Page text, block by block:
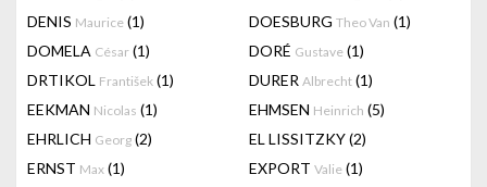
DENIS Maurice (1) DOESBURG Theo Van (1)
DOMELA César (1) DORÉ Gustave (1)
DRTIKOL František (1) DURER Albrecht (1)
EEKMAN Nicolas (1) EHMSEN Heinrich (5)
EHRLICH Georg (2) EL LISSITZKY(2)
ERNST Max (1) EXPORT Valie (1)